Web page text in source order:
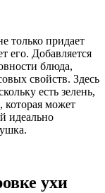
только придает
его. Добавляется
блюда,
свойств. Здесь
есть зелень,
которая может
идеально
ухи